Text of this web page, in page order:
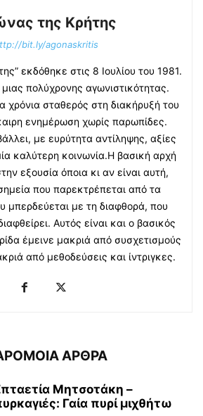
της Κρήτης
bit.ly/agonaskritis
εκδόθηκε στις 8 Ιουλίου του 1981.
πολύχρονης αγωνιστικότητας.
χρόνια σταθερός στη διακήρυξή του
ενημέρωση χωρίς παρωπίδες.
με ευρύτητα αντίληψης, αξίες
καλύτερη κοινωνία.Η βασική αρχή
εξουσία όποια κι αν είναι αυτή,
που παρεκτρέπεται από τα
μπερδεύεται με τη διαφθορά, που
Αυτός είναι και ο βασικός
έμεινε μακριά από συσχετισμούς
από μεθοδεύσεις και ίντριγκες.
ΑΡΘΡΑ
Μητσοτάκη –
Γαία πυρί μιχθήτω